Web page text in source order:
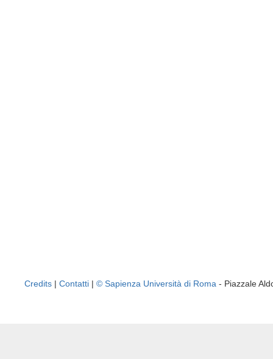
Credits | Contatti | © Sapienza Università di Roma - Piazzale